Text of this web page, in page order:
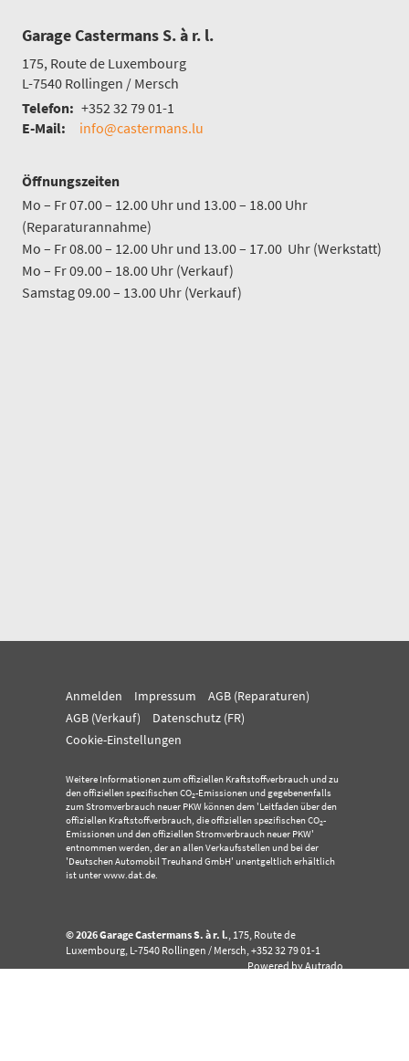
Garage Castermans S. à r. l.
175, Route de Luxembourg
L-7540 Rollingen / Mersch
Telefon: +352 32 79 01-1
E-Mail:
info@castermans.lu
Öffnungszeiten
Mo – Fr 07.00 – 12.00 Uhr und 13.00 – 18.00 Uhr
(Reparaturannahme)
Mo – Fr 08.00 – 12.00 Uhr und 13.00 – 17.00 Uhr (Werkstatt)
Mo – Fr 09.00 – 18.00 Uhr (Verkauf)
Samstag 09.00 – 13.00 Uhr (Verkauf)
Anmelden Impressum
AGB (Reparaturen)
AGB (Verkauf)
Datenschutz (FR)
Cookie-Einstellungen
Weitere Informationen zum offiziellen Kraftstoffverbrauch und zu
den offiziellen spezifischen CO2-Emissionen und gegebenenfalls
zum Stromverbrauch neuer PKW können dem 'Leitfaden über den
offiziellen Kraftstoffverbrauch, die offiziellen spezifischen CO2-
Emissionen und den offiziellen Stromverbrauch neuer PKW'
entnommen werden, der an allen Verkaufsstellen und bei der
'Deutschen Automobil Treuhand GmbH' unentgeltlich erhältlich
ist unter www.dat.de.
© 2026Garage Castermans S. à r. l. 175, Route de
Luxembourg L-7540 Rollingen / Mersch, +352 32 79 01-1
Powered by Autrado